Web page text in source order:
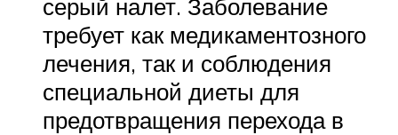
серый налет. Заболевание
требует как медикаментозного
лечения, так и соблюдения
специальной диеты для
предотвращения перехода в